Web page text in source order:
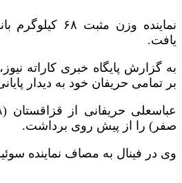
نماینده وزن
یافت.
به گزارش پایگاه خبری کاراته
بر تمامی حریفان خود به دیدار
صفر) را از پیش روی برداشت.
وی در فینال به مصاف نماینده